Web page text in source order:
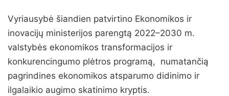
Vyriausybė šiandien patvirtino Ekonomikos ir
inovacijų ministerijos parengtą 2022–2030 m.
valstybės ekonomikos transformacijos ir
konkurencingumo plėtros programą, numatančią
pagrindines ekonomikos atsparumo didinimo ir
ilgalaikio augimo skatinimo kryptis.